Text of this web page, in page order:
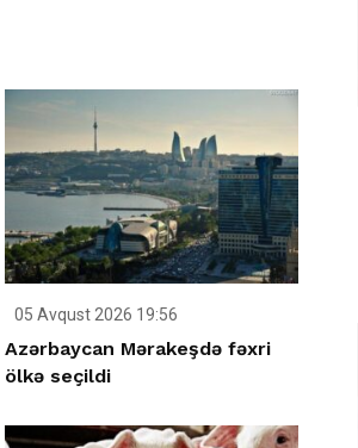
05 Avqust 2026 19:56
Azərbaycan Mərakeşdə fəxri
ölkə seçildi